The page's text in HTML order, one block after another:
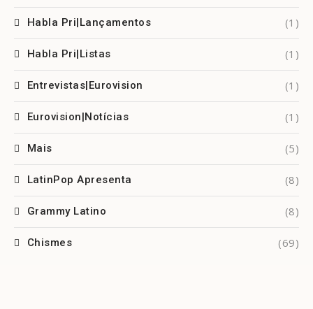
Habla Pri|Lançamentos (1)
Habla Pri|Listas (1)
Entrevistas|Eurovision (1)
Eurovision|Notícias (1)
Mais (5)
LatinPop Apresenta (8)
Grammy Latino (8)
Chismes (69)